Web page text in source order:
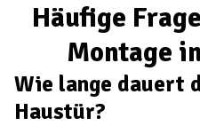
Häufige
Montage
Wie lange dauert
Haustür?